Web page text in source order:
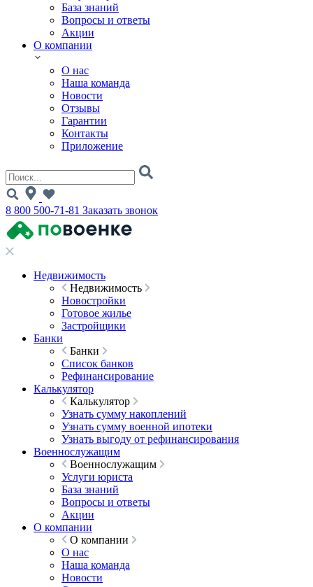
База знаний
Вопросы и ответы
Акции
О компании
О нас
Наша команда
Новости
Отзывы
Гарантии
Контакты
Приложение
8 800 500-71-81 Заказать звонок
Недвижимость
Недвижимость
Новостройки
Готовое жилье
Застройщики
Банки
Банки
Список банков
Рефинансирование
Калькулятор
Калькулятор
Узнать сумму накоплений
Узнать сумму военной ипотеки
Узнать выгоду от рефинансирования
Военнослужащим
Военнослужащим
Услуги юриста
База знаний
Вопросы и ответы
Акции
О компании
О компании
О нас
Наша команда
Новости